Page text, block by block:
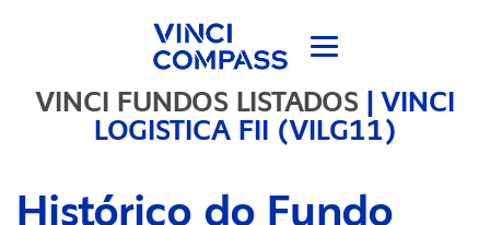
VINCI FUNDOS LISTADOS |VINCI
LOGISTICA FII (VILG11)
Histórico do Fundo